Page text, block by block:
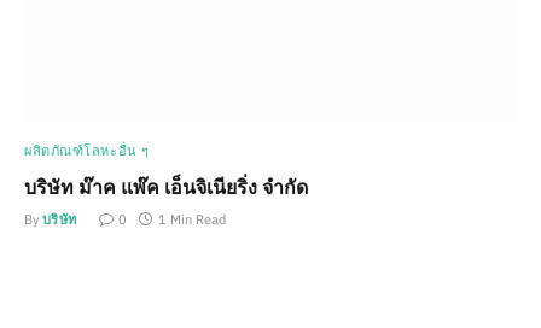
ผลิตภัณฑ์โลหะอื่น ๆ
บริษัท ม๊าค แพ๊ค เอ็นจิเนียริ่ง จำกัด
By บริษัท 0 1 Min Read